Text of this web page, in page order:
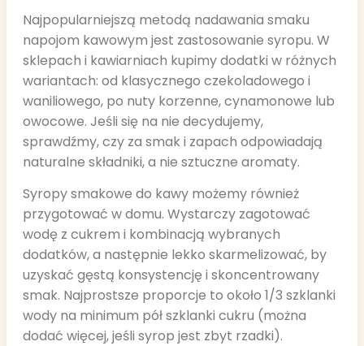
Najpopularniejszą metodą nadawania smaku
napojom kawowym jest zastosowanie syropu. W
sklepach i kawiarniach kupimy dodatki w różnych
wariantach: od klasycznego czekoladowego i
waniliowego, po nuty korzenne, cynamonowe lub
owocowe. Jeśli się na nie decydujemy,
sprawdźmy, czy za smak i zapach odpowiadają
naturalne składniki, a nie sztuczne aromaty.
Syropy smakowe do kawy możemy również
przygotować w domu. Wystarczy zagotować
wodę z cukrem i kombinacją wybranych
dodatków, a następnie lekko skarmelizować, by
uzyskać gęstą konsystencję i skoncentrowany
smak. Najprostsze proporcje to około 1/3 szklanki
wody na minimum pół szklanki cukru (można
dodać więcej, jeśli syrop jest zbyt rzadki).